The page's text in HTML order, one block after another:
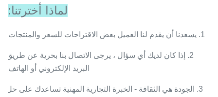
لماذا أخترتنا:
1. يسعدنا أن يقدم لنا العميل بعض الاقتراحات للسعر والمنتجات.
2. إذا كان لديك أي سؤال ، يرجى الاتصال بنا بحرية عن طريق
البريد الإلكتروني أو الهاتف.
3. الجودة هي الثقافة - الخبرة التجارية المهنية تساعدك على حل